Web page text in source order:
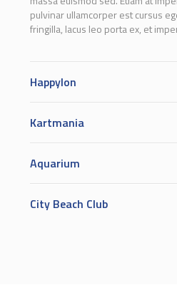
pulvinar ullamcorper est cursus
fringilla, lacus leo porta ex, et
Happylon
Kartmania
Aquarium
City Beach Club